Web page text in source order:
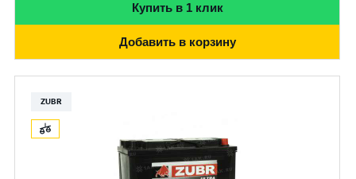
Купить в 1 клик
Добавить в корзину
ZUBR